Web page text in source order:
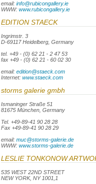
email: info@rubicongallery.ie
WWW: www.rubicongallery.ie
EDITION STAECK
Ingrimstr. 3
D-69117 Heidelberg, Germany
tel. +49 - (0) 62 21 - 2 47 53
fax +49 - (0) 62 21 - 60 02 30
email: edition@staeck.com
Internet: www.staeck.com
storms galerie gmbh
Ismaninger Straße 51
81675 München, Germany
Tel. +49-89-41 90 28 28
Fax +49-89-41 90 28 29
email: muc@storms-galerie.de
WWW: www.storms-galerie.de
LESLIE TONKONOW
535 WEST 22ND STREET
NEW YORK, NY 1001,1